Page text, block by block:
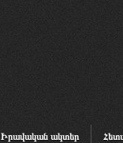
Իրավական ակտեր